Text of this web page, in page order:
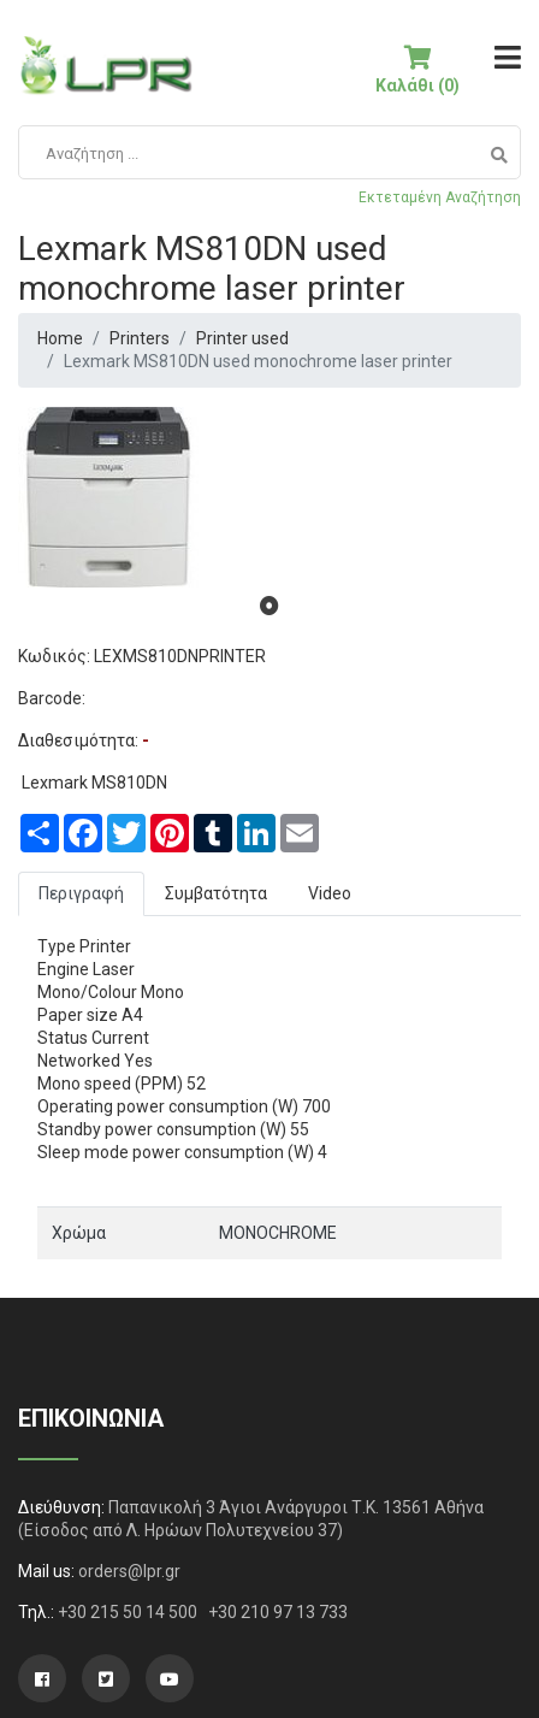
Εκτεταμένη Αναζήτηση
Καλάθι (0)
Lexmark MS810DN used
monochrome laser printer
Home Printers
Printer used
Lexmark MS810DN used monochrome laser printer
Κωδικός: LEXMS810DNPRINTER
Barcode:
Διαθεσιμότητα: -
Lexmark MS810DN
Share Facebook
TwitterPinterestTumblrLinkedIn
Περιγραφή Συμβατότητα Video
Type Printer
Engine Laser
Mono/Colour Mono
Paper size A4
Status Current
Networked Yes
Mono speed (PPM) 52
Operating power consumption (W) 700
Standby power consumption (W) 55
Sleep mode power consumption (W) 4
Χρώμα MONOCHROME
ΕΠΙΚΟΙΝΩΝΙΑ
Διεύθυνση: Παπανικολή 3 Άγιοι Ανάργυροι Τ.Κ. 13561 Αθήνα
(Είσοδος από Λ. Ηρώων Πολυτεχνείου 37)
Mail us: orders@lpr.gr
Τηλ.: +30 215 50 14 500 +30 210 97 13 733